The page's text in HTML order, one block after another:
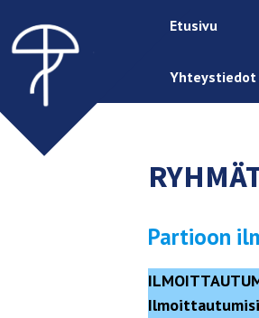
Etusivu
Yhteystiedot
Partioon